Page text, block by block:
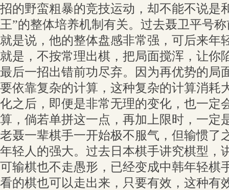
招的野蛮粗暴的竞技运动，却不能不说是
王”的整体培养机制有关。过去聂卫平号
就是说，他的整体盘感非常强，可后来年
就是，不按常理出棋，把局面搅浑，让你
最后一招出错前功尽弃。因为再优势的局
要依靠复杂的计算，这种复杂的计算消耗
化之后，即便是非常无理的变化，也一定
算，倘若单拼这一点，再加上限时，一定
老聂一辈棋手一开始极不服气，但输惯了
年轻人的强大。过去日本棋手讲究棋型，
可输棋也不走愚形，已经变成中韩年轻棋
看的棋也可以走出来，只要有效，这种有